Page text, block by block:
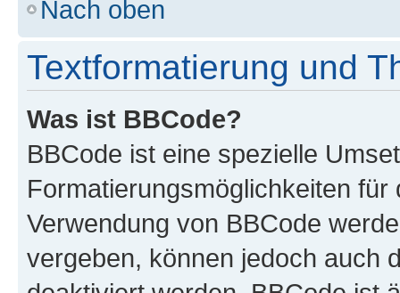
Nach oben
Textformatierung und
Was ist BBCode?
BBCode ist eine spezielle
Formatierungsmöglichkeiten
Verwendung von BBCode
vergeben, können jedoch auch